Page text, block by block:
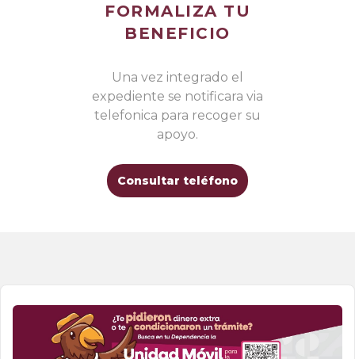
FORMALIZA TU
BENEFICIO
Una vez integrado el
expediente se notificara via
telefonica para recoger su
apoyo.
Consultar teléfono